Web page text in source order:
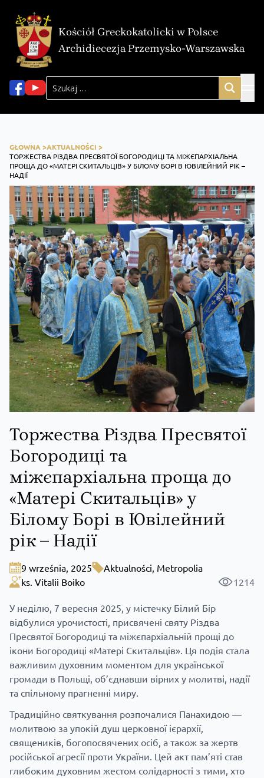
Kościół Greckokatolicki w Polsce
Archidiecezja Przemysko-Warszawska
GŁOWNA >AKTUALNOŚCI >
ТОРЖЕСТВА РІЗДВА ПРЕСВЯТОЇ БОГОРОДИЦІ ТА МІЖЄПАРХІАЛЬНА
ПРОЩА ДО «МАТЕРІ СКИТАЛЬЦІВ» У БІЛОМУ БОРІ В ЮВІЛЕЙНИЙ РІК –
НАДІЇ
Торжества Різдва Пресвятої
Богородиці та
міжєпархіальна проща до
«Матері Скитальців» у
Білому Борі в Ювілейний
рік – Надії
9 września, 2025 Aktualności, Metropolia
ks. Vitalii Boiko
1214
У неділю, 7 вересня 2025, у містечку Білий Бір
відбулися урочистості, присвячені святу Різдва
Пресвятої Богородиці та міжєпархіальній прощі до
ікони Богородиці «Матері Скитальців». Ця подія стала
важливим духовним моментом для української
громади в Польщі, об’єднавши вірних у молитві, надії
та спільному прагненні миру.
Традиційно святкування розпочалися Панахидою —
молитвою за упокій душ церковної ієрархії,
священиків, богопосвячених осіб, а також за жертв
російської агресії проти України. Цей акт пам’яті став
глибоким духовним жестом солідарності з тими, хто